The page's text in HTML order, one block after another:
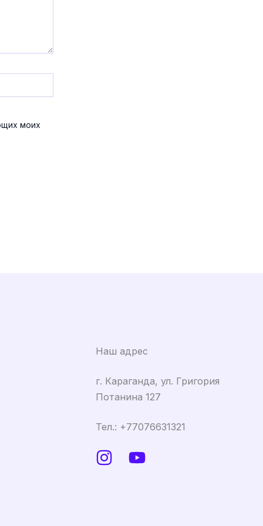
моих
Наш адрес
г. Караганда, ул. Григория
Потанина 127
Тел.: +77076631321